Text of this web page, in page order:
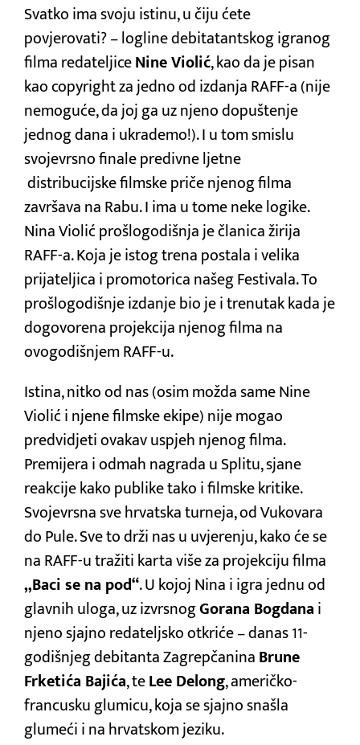
Svatko ima svoju istinu, u čiju ćete
povjerovati? – logline debitatantskog igranog
filma redateljiceNine Violić, kao da je pisan
kao copyright za jedno od izdanja RAFF-a (nije
nemoguće, da joj ga uz njeno dopuštenje
jednog dana i ukrademo!). I u tom smislu
svojevrsno finale predivne ljetne
distribucijske filmske priče njenog filma
završava na Rabu. I ima u tome neke logike.
Nina Violić prošlogodišnja je članica žirija
RAFF-a. Koja je istog trena postala i velika
prijateljica i promotorica našeg Festivala. To
prošlogodišnje izdanje bio je i trenutak kada je
dogovorena projekcija njenog filma na
ovogodišnjem RAFF-u.
Istina, nitko od nas (osim možda same Nine
Violić i njene filmske ekipe) nije mogao
predvidjeti ovakav uspjeh njenog filma.
Premijera i odmah nagrada u Splitu, sjane
reakcije kako publike tako i filmske kritike.
Svojevrsna sve hrvatska turneja, od Vukovara
do Pule. Sve to drži nas u uvjerenju, kako će se
na RAFF-u tražiti karta više za projekciju filma
„Baci se na pod“. U kojoj Nina i igra jednu od
glavnih uloga, uz izvrsnogGorana Bogdanai
njeno sjajno redateljsko otkriće – danas 11-
godišnjeg debitanta ZagrepčaninaBrune
Frketića Bajića, teLee Delong, američko-
francusku glumicu, koja se sjajno snašla
glumeći i na hrvatskom jeziku.